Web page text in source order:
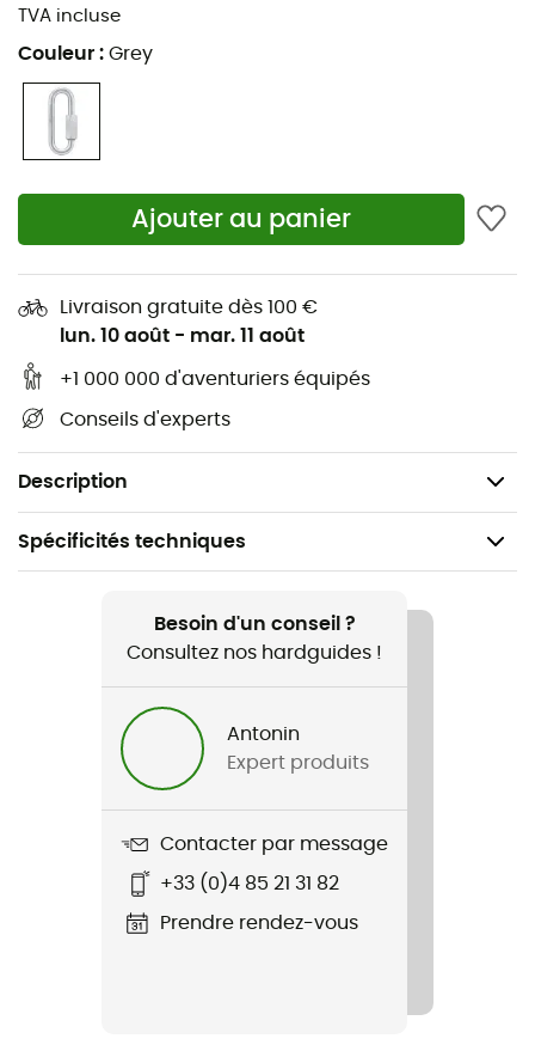
TVA incluse
Couleur : Grey
Ajouter au panier
Livraison gratuite dès 100 €
lun. 10 août - mar. 11 août
+1 000 000 d'aventuriers équipés
Conseils d'experts
Description
Diamètre de 8 mm favorisant une bonne durabilité,
Corps en acier zingué extrêmement résistant.
Disponible en regroupement par 10 ou en
emballage unitaire.
Spécifications
Poids : 95 g
Résistance petit axe : 10 kN
Ouverture : 17 mm
Matière(s) : acier zingué
Certification(s) : CE EN 12275, EN 362, GB / T 23469-Q
Spécificités techniques
Escalade / Alpinisme
Homme / Femme
Nom du produit
Besoin d'un conseil ?
Consultez nos hardguides !
Antonin
Expert produits
Contacter par message
+33 (0)4 85 21 31 82
Prendre rendez-vous